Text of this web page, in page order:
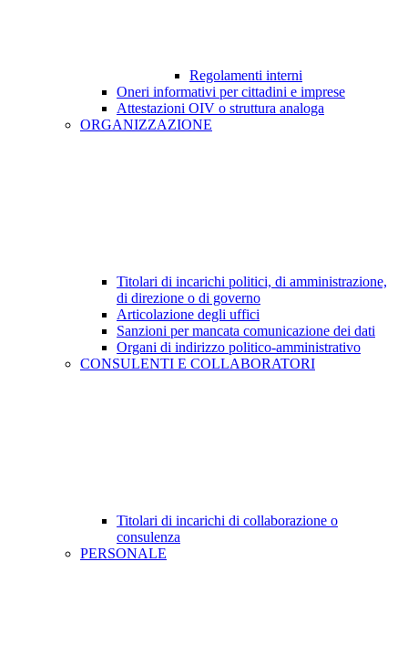
Regolamenti interni
Oneri informativi per cittadini e imprese
Attestazioni OIV o struttura analoga
ORGANIZZAZIONE
Titolari di incarichi politici, di amministrazione,
di direzione o di governo
Articolazione degli uffici
Sanzioni per mancata comunicazione dei dati
Organi di indirizzo politico-amministrativo
CONSULENTI E COLLABORATORI
Titolari di incarichi di collaborazione o
consulenza
PERSONALE